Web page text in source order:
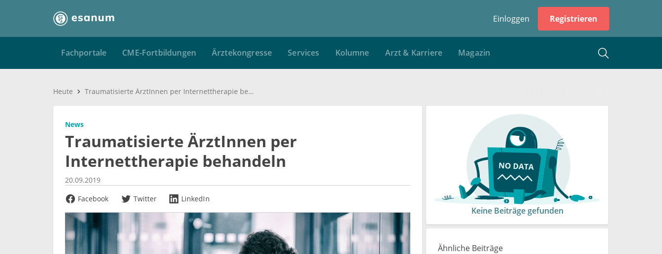
Einloggen Registrieren
Fachportale CME-Fortbildungen Ärztekongresse Services Kolumne Arzt & Karriere Magazin
Heute Traumatisierte ÄrztInnen per Internettherapie behandeln
News
Traumatisierte ÄrztInnen per
Internettherapie behandeln
20.09.2019
Facebook
Twitter LinkedIn
Keine Beiträge gefunden
Ähnliche Beiträge